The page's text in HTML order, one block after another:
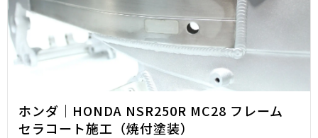
ホンダ｜HONDA NSR250R MC28 フレーム
セラコート施工（焼付塗装）